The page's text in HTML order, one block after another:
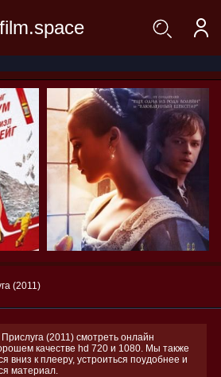
(2011)
(2011) смотреть онлайн
качестве hd 720 и 1080. Мы также
вниз к плееру, устроиться поудобнее и
материал.